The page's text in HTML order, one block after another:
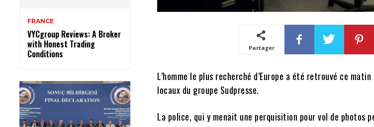
FRANCE
VYCgroup Reviews: A Broker
with Honest Trading
Conditions
Partager
L’homme le plus recherché d’Europe a été retrouvé ce
locaux du groupe Sudpresse.
La police, qui y menait une perquisition pour vol de photos